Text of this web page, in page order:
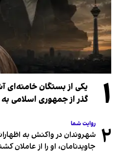
۱
یکی از بستگان خامنه‌ای
گذر از جمهوری اسلامی
۲ روایت شما
شهروندان در واکنش به
جاویدنامان، او را از عاملان